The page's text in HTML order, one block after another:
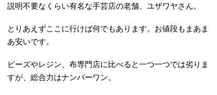
説明不要なくらい有名な手芸店の老舗、ユザワヤさん。
とりあえずここに行けば何でもあります。お値段もまあま
あ安いです。
ビーズやレジン、布専門店に比べると一つ一つでは劣りま
すが、総合力はナンバーワン。